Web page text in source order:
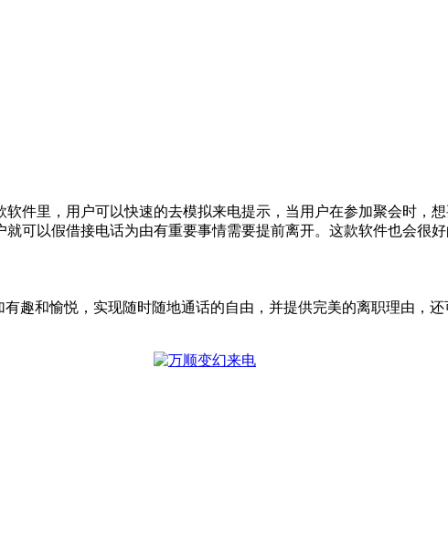
件里，用户可以快速的去模拟来电提示，当用户在参加聚会时，
可以假借接电话为由有重要事情需要提前离开。这款软件也会很好
趣和愉悦，实现随时随地通话的自由，并提供完美的离职理由，